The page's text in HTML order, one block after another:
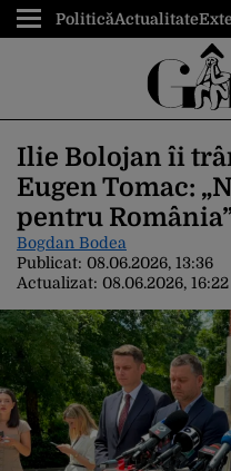
PoliticăActualitate
Ilie Bolojan îi
Eugen Tomac:
pentru
Bogdan Bodea
Publicat: 08.06.2026, 13:36
Actualizat: 08.06.2026, 16:22